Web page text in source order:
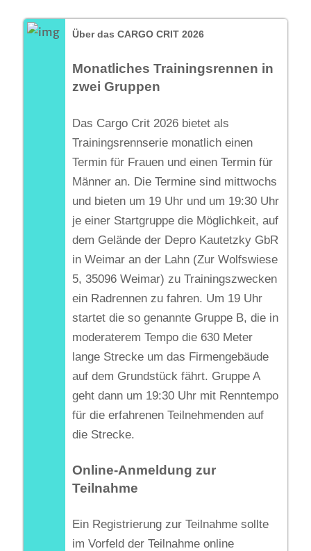
Über das CARGO CRIT 2026
Monatliches Trainingsrennen in
zwei Gruppen
Das Cargo Crit 2026 bietet als
Trainingsrennserie monatlich einen
Termin für Frauen und einen Termin für
Männer an. Die Termine sind mittwochs
und bieten um 19 Uhr und um 19:30 Uhr
je einer Startgruppe die Möglichkeit, auf
dem Gelände der Depro Kautetzky GbR
in Weimar an der Lahn (Zur Wolfswiese
5, 35096 Weimar) zu Trainingszwecken
ein Radrennen zu fahren. Um 19 Uhr
startet die so genannte Gruppe B, die in
moderaterem Tempo die 630 Meter
lange Strecke um das Firmengebäude
auf dem Grundstück fährt. Gruppe A
geht dann um 19:30 Uhr mit Renntempo
für die erfahrenen Teilnehmenden auf
die Strecke.
Online-Anmeldung zur
Teilnahme
Ein Registrierung zur Teilnahme sollte
im Vorfeld der Teilnahme online